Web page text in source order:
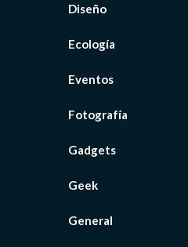
Diseño
Ecología
Eventos
Fotografía
Gadgets
Geek
General